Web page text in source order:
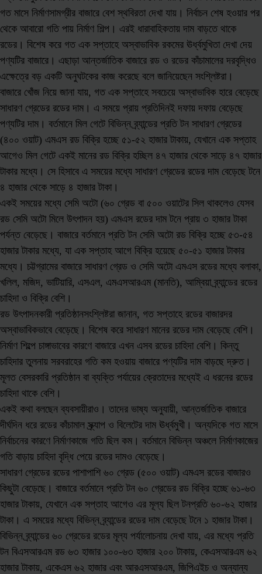
গত মাসে নির্মাণসামগ্রীর বাজারে বেশ স্থবিরতা দেখা যায়। নির্বাচন শেষ হওয়ার পর
থেকে আবারো গতি পায় নির্মাণ শিল্প। এরই ধারাবাহিকতায় দাম বাড়তে থাকে
রডের। বিশেষ করে গত এক সপ্তাহে অস্বাভাবিক রকমের ঊর্ধ্বমুখিতা দেখা দেয়
পণ্যটির বাজারে। এছাড়া আন্তর্জাতিক বাজারে রড ও রডের কাঁচামালের দরবৃদ্ধিও
এক্ষেত্রে বড় একটি অনুঘটকের কাজ করেছে বলে জানিয়েছেন সংশ্লিষ্টরা।
বাজারে খোঁজ নিয়ে জানা যায়, গত এক সপ্তাহে সবচেয়ে অস্বাভাবিক হারে বেড়েছে
সাধারণ গ্রেডের রডের দাম। এ সময়ে প্রায় প্রতিদিনই দফায় দফায় বেড়েছে
পণ্যটির দাম। বর্তমানে মিল গেটে বিভিন্ন ব্র্যান্ডের প্রতি টন সাধারণ গ্রেডের
(৪০০ ওয়াট) এমএস রড বিক্রি হচ্ছে ৫১-৫২ হাজার টাকায়, যেখানে এক সপ্তাহ
আগেও মিল গেটে একই মানের রড বিক্রি হচ্ছিল ৪৭ হাজার থেকে সাড়ে ৪৭ হাজার
টাকার মধ্যে। সে হিসাবে এ সময়ের মধ্যে সাধারণ গ্রেডের রডের দাম বেড়েছে টনে
৪ হাজার থেকে সাড়ে ৪ হাজার টাকা।
একই সময়ের মধ্যে সেমি অটো (৬০ গ্রেড বা ৫০০ ওয়াটের সিল থাকলেও যেসব
রড সেমি অটো মিলে উৎপাদন হয়) এমএস রডের দাম টনে প্রায় ৩ হাজার টাকা
পর্যন্ত বেড়েছে। বাজারে বর্তমানে প্রতি টন সেমি অটো রড বিক্রি হচ্ছে ৫৩-৫৪
হাজার টাকার মধ্যে, যা এক সপ্তাহ আগে বিক্রি হয়েছে ৫০-৫১ হাজার টাকার
মধ্যে। চট্টগ্রামের বাজারে সাধারণ গ্রেড ও সেমি অটো এমএস রডের মধ্যে বলাকা,
খলিল, মজিদ, ভাটিয়ারি, এসএল, এমএসআরএম (মানতি), আম্বিয়া ব্র্যান্ডের রডের
চাহিদা ও বিক্রি বেশি।
রড উৎপাদনকারী প্রতিষ্ঠানসংশ্লিষ্টরা জানান, গত সপ্তাহে রডের বাজারদর
অস্বাভাবিকভাবে বেড়েছে। বিশেষ করে সাধারণ মানের রডের দাম বেড়েছে বেশি।
নির্মাণ শিল্পে চাঙ্গাভাবের কারণে বাজারে এখন এসব রডের চাহিদা বেশি। কিন্তু
চাহিদার তুলনায় সরবরাহের গতি কম হওয়ায় বাজারে পণ্যটির দাম বাড়ছে দ্রুত।
মূলত বেসরকারি প্রতিষ্ঠান বা ব্যক্তি পর্যায়ের ক্রেতাদের মধ্যেই এ ধরনের রডের
চাহিদা থাকে বেশি।
একই কথা বলছেন ব্যবসায়ীরাও। তাদের ভাষ্য অনুযায়ী, আন্তর্জাতিক বাজারে
দীর্ঘদিন ধরে রডের কাঁচামাল স্ক্র্যাপ ও বিলেটের দাম ঊর্ধ্বমুখী। অন্যদিকে গত মাসে
নির্বাচনের কারণে নির্মাণকাজে গতি ছিল কম। বর্তমানে বিভিন্ন অঞ্চলে নির্মাণকাজের
গতি বাড়ায় চাহিদা বৃদ্ধি পেয়ে রডের দামও বেড়েছে।
সাধারণ গ্রেডের রডের পাশাপাশি ৬০ গ্রেড (৫০০ ওয়াট) এমএস রডের বাজারও
কিছুটা বেড়েছে। বাজারে বর্তমানে প্রতি টন ৬০ গ্রেডের রড বিক্রি হচ্ছে ৬১-৬৩
হাজার টাকায়, যেখানে এক সপ্তাহ আগেও এর মূল্য ছিল টনপ্রতি ৬০-৬২ হাজার
টাকা। এ সময়ের মধ্যে বিভিন্ন ব্র্যান্ডের রডের দাম বেড়েছে টনে ১ হাজার টাকা।
বিভিন্ন ব্র্যান্ডের ৬০ গ্রেডের রডের মূল্য পর্যালোচনায় দেখা যায়, এর মধ্যে প্রতি
টন বিএসআরএম রড ৬৩ হাজার ১০০-৬৩ হাজার ২০০ টাকায়, কেএসআরএম ৬২
হাজার টাকায়, একেএস ৬২ হাজার এবং আরএসআরএম, জিপিএইচ ও অন্যান্য